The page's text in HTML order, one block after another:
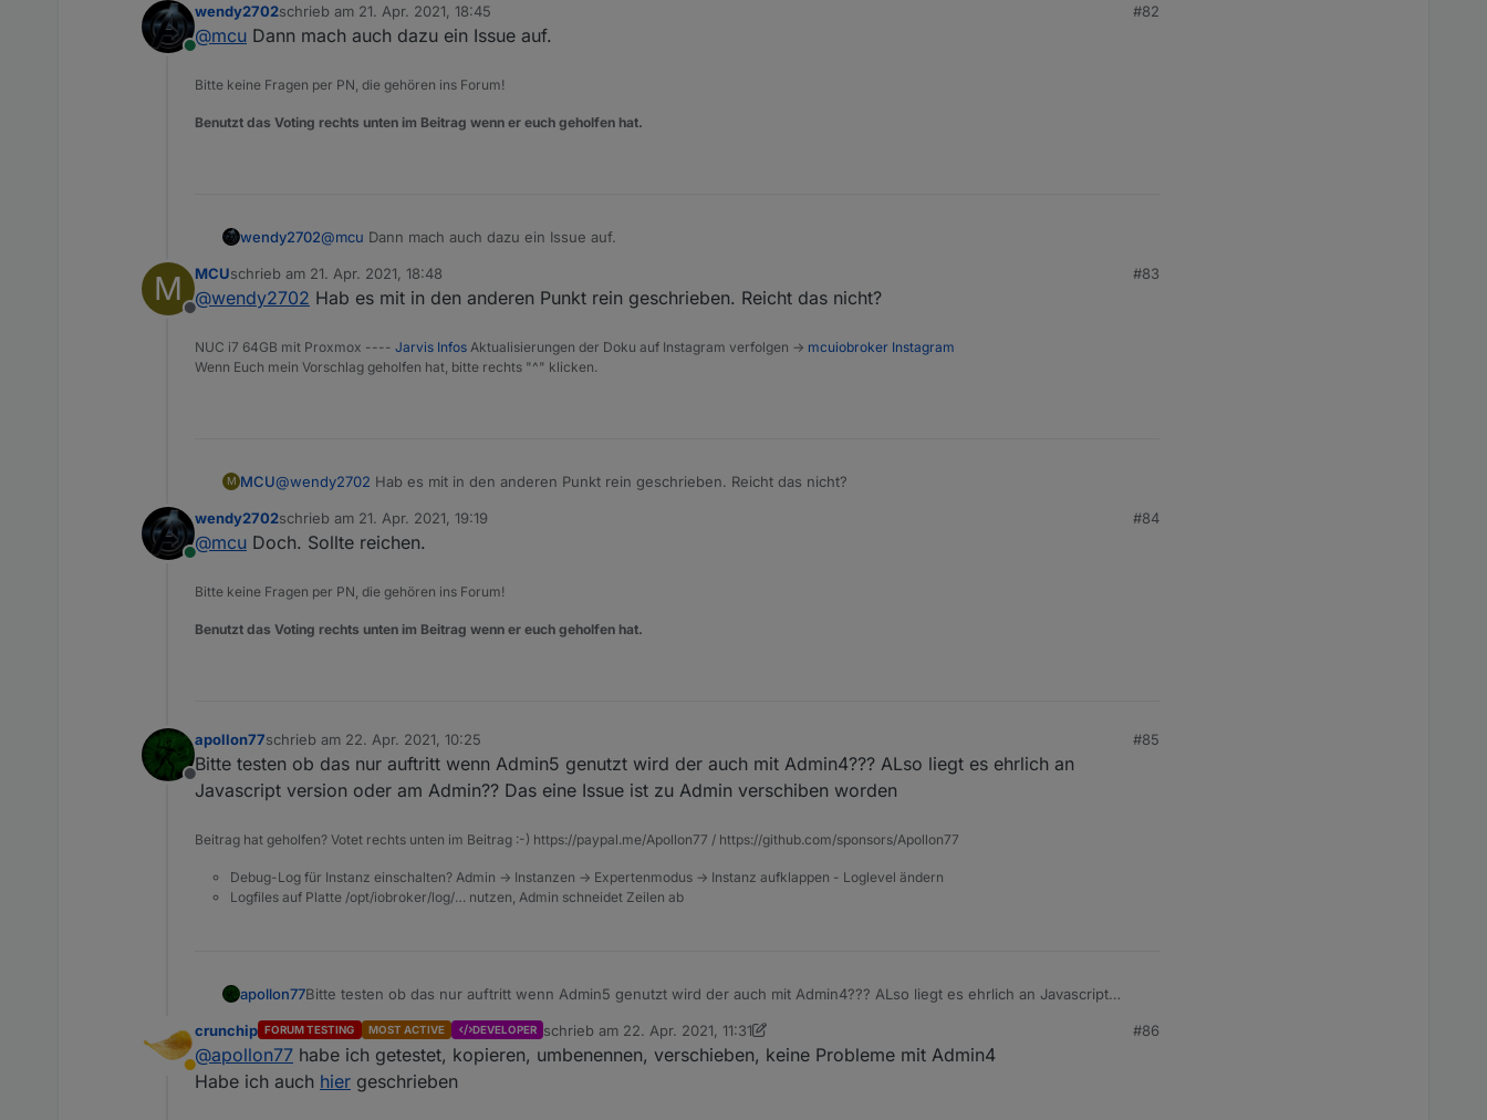
Online
wendy2702schrieb am 21. Apr. 2021, 18:45
zuletzt editiert von
#82
@mcu Dann mach auch dazu ein Issue auf.
Bitte keine Fragen per PN, die gehören ins Forum!
Benutzt das Voting rechts unten im Beitrag wenn er euch geholfen hat.
wendy2702@mcu Dann mach auch dazu ein Issue auf.
M
Offline
MCUschrieb am 21. Apr. 2021, 18:48
zuletzt editiert von
#83
@wendy2702 Hab es mit in den anderen Punkt rein geschrieben. Reicht das nicht?
NUC i7 64GB mit Proxmox ---- Jarvis Infos Aktualisierungen der Doku auf Instagram verfolgen -> mcuiobroker Instagram
Wenn Euch mein Vorschlag geholfen hat, bitte rechts "^" klicken.
M MCU@wendy2702 Hab es mit in den anderen Punkt rein geschrieben. Reicht das nicht?
Online
wendy2702schrieb am 21. Apr. 2021, 19:19
zuletzt editiert von
#84
@mcu Doch. Sollte reichen.
Bitte keine Fragen per PN, die gehören ins Forum!
Benutzt das Voting rechts unten im Beitrag wenn er euch geholfen hat.
Offline
apollon77schrieb am 22. Apr. 2021, 10:25
zuletzt editiert von
#85
Bitte testen ob das nur auftritt wenn Admin5 genutzt wird der auch mit Admin4??? ALso liegt es ehrlich an
Javascript version oder am Admin?? Das eine Issue ist zu Admin verschiben worden
Beitrag hat geholfen? Votet rechts unten im Beitrag :-) https://paypal.me/Apollon77 / https://github.com/sponsors/Apollon77
Debug-Log für Instanz einschalten? Admin -> Instanzen -> Expertenmodus -> Instanz aufklappen - Loglevel ändern
Logfiles auf Platte /opt/iobroker/log/… nutzen, Admin schneidet Zeilen ab
apollon77Bitte testen ob das nur auftritt wenn Admin5 genutzt wird der auch mit Admin4??? ALso liegt es ehrlich an Javascript
Abwesend
crunchip FORUM TESTING MOST ACTIVE DEVELOPER schrieb am 22. Apr. 2021, 11:31
zuletzt editiert von crunchip
#86
@apollon77 habe ich getestet, kopieren, umbenennen, verschieben, keine Probleme mit Admin4
Habe ich auch hier geschrieben